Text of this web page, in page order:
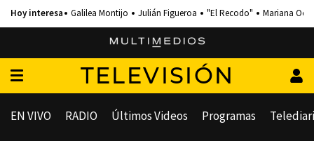
Galilea Montijo Julián Figueroa "El Recodo" Mariana
TELEVISIÓN
EN VIVO RADIO Últimos Videos Programas